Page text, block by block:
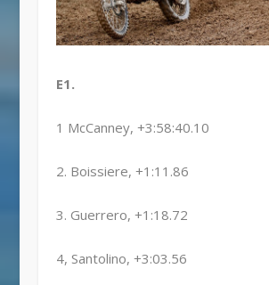
E1.
1 McCanney, +3:58:40.10
2. Boissiere, +1:11.86
3. Guerrero, +1:18.72
4, Santolino, +3:03.56